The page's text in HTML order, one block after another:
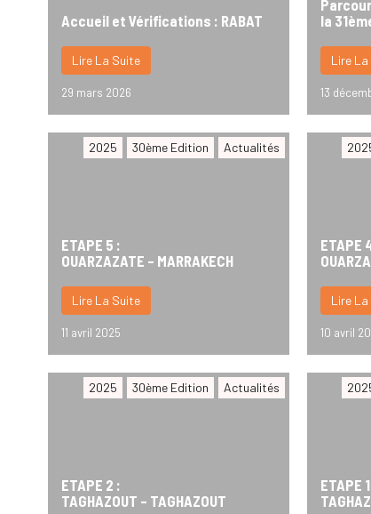
Accueil et Vérifications : RABAT
Lire La Suite
29 mars 2026
la
Lire
13
2025 30ème Edition Actualités
ETAPE 5 :
OUARZAZATE – MARRAKECH
Lire La Suite
11 avril 2025
ETAPE
Lire
10 avril
2025 30ème Edition Actualités
ETAPE 2 :
TAGHAZOUT – TAGHAZOUT
ETAPE